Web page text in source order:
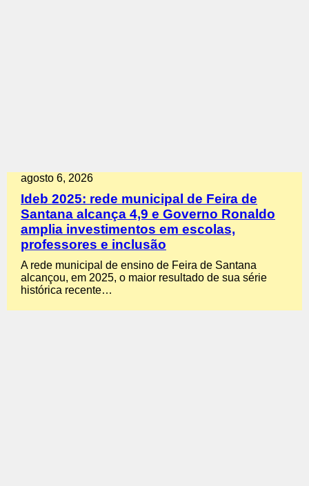
agosto 6, 2026
Ideb 2025: rede municipal de Feira de
Santana alcança 4,9 e Governo Ronaldo
amplia investimentos em escolas,
professores e inclusão
A rede municipal de ensino de Feira de Santana
alcançou, em 2025, o maior resultado de sua série
histórica recente…